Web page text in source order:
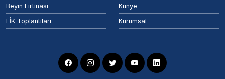
Beyin Fırtınası
EİK Toplantıları
Künye
Kurumsal